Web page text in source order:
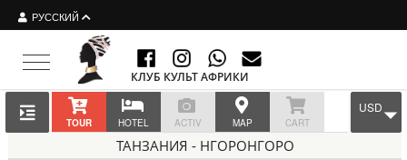
РУССКИЙ
Toggle navigation
КЛУБ КУЛЬТ АФРИКИ
TOUR HOTEL ACTIV MAP CART
USD
ТАНЗАНИЯ - НГОРОНГОРО